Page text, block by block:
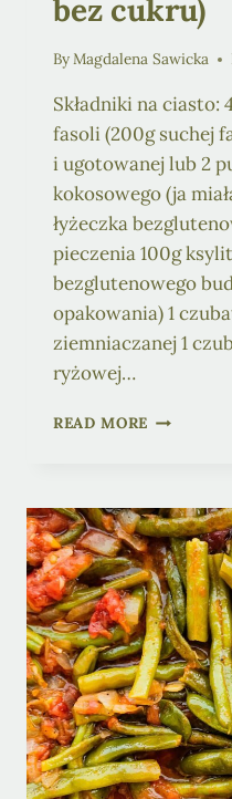
bez cukru)
ByMagdalena Sawicka
Składniki na ciasto:
fasoli (200g suchej
i ugotowanej lub 2
kokosowego (ja
łyżeczka
pieczenia 100g
bezglutenowego
opakowania) 1
ziemniaczanej 1
ryżowej…
READ MORE
BEZ
GLUTENU,
BEZ
CUKRU)